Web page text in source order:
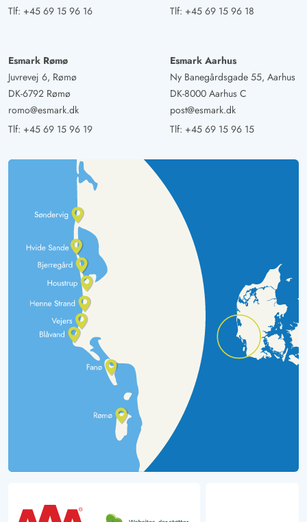
Tlf: +45 69 15 96 16
Tlf: +45 69 15 96 18
Esmark Rømø
Juvrevej 6, Rømø
DK-6792 Rømø
romo@esmark.dk
Tlf: +45 69 15 96 19
Esmark Aarhus
Ny Banegårdsgade 55, Aarhus
DK-8000 Aarhus C
post@esmark.dk
Tlf: +45 69 15 96 15